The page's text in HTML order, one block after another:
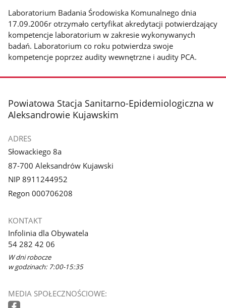
Laboratorium Badania Środowiska Komunalnego dnia
17.09.2006r otrzymało certyfikat akredytacji potwierdzający
kompetencje laboratorium w zakresie wykonywanych
badań. Laboratorium co roku potwierdza swoje
kompetencje poprzez audity wewnętrzne i audity PCA.
stopka
Powiatowa Stacja Sanitarno-Epidemiologiczna w
Aleksandrowie Kujawskim
ADRES
Słowackiego 8a
87-700 Aleksandrów Kujawski
NIP 8911244952
Regon 000706208
KONTAKT
Infolinia dla Obywatela
54 282 42 06
W dni robocze
w godzinach: 7:00-15:35
MEDIA SPOŁECZNOŚCIOWE: